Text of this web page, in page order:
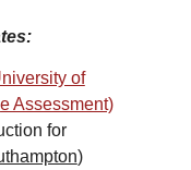
:
of
Assessment)
for
)​